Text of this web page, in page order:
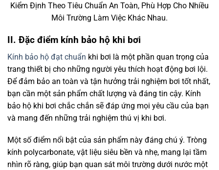
Kiểm Định Theo Tiêu Chuẩn An Toàn, Phù Hợp Cho Nhiều
Môi Trường Làm Việc Khác Nhau.
II. Đặc điểm kính bảo hộ khi bơi
Kính bảo hộ đạt chuẩn khi bơi là một phần quan trọng của
trang thiết bị cho những người yêu thích hoạt động bơi lội.
Để đảm bảo an toàn và tận hưởng trải nghiệm bơi tốt nhất,
bạn cần một sản phẩm chất lượng và đáng tin cậy. Kính
bảo hộ khi bơi chắc chắn sẽ đáp ứng mọi yêu cầu của bạn
và mang đến những trải nghiệm thú vị khi bơi.
Một số điểm nổi bật của sản phẩm này đáng chú ý. Tròng
kính polycarbonate, vật liệu siêu bền và nhẹ, mang lại tầm
nhìn rõ ràng, giúp bạn quan sát môi trường dưới nước một